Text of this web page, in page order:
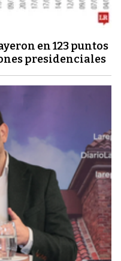
en 123 puntos
presidenciales